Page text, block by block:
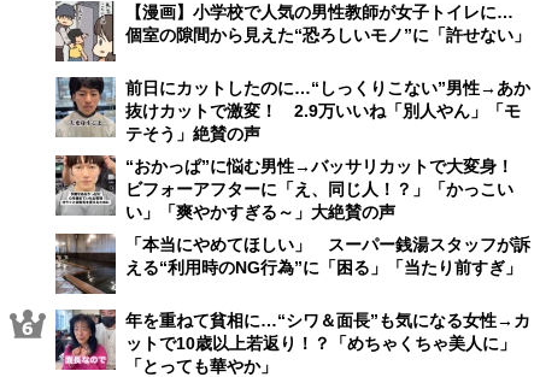
【漫画】小学校で人気の男性教師が女子トイレに…
個室の隙間から見えた“恐ろしいモノ”に「許せない」
前日にカットしたのに…“しっくりこない”男性→あか
抜けカットで激変！ 2.9万いいね「別人やん」「モ
テそう」絶賛の声
“おかっぱ”に悩む男性→バッサリカットで大変身！
ビフォーアフターに「え、同じ人！？」「かっこい
い」「爽やかすぎる～」大絶賛の声
「本当にやめてほしい」 スーパー銭湯スタッフが訴
える“利用時のNG行為”に「困る」「当たり前すぎ」
年を重ねて貧相に…“シワ＆面長”も気になる女性→カ
ットで10歳以上若返り！？「めちゃくちゃ美人に」
「とっても華やか」